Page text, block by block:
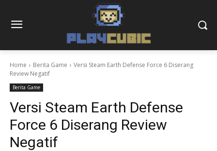
Home Berita Game
Versi Steam Earth Defense Force 6 Diserang
Review Negatif
Berita Game
Versi Steam Earth Defense
Force 6 Diserang Review
Negatif